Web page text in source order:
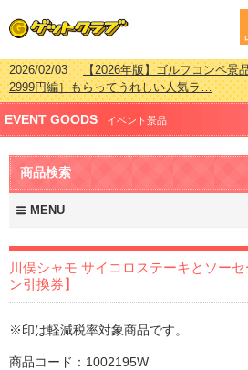
2026/02/03【2026年版】ゴルフコンペ景
2999円編］もらってうれしい人気ラ…
2026/07/15【2026年版】ビンゴゲーム景
ング 更新しました！
2026/04/03【2026年版】ゴルフコンペ景
2999円編］もらってうれしい人気ラ…
2026/02/16
新しました！
EVENT GOODS イベント景品
商品検索
MENU
川俣シャモ サイコロステーキとソー
ン引換券】
※印は軽減税率対象商品です。
商品コード：1002195W